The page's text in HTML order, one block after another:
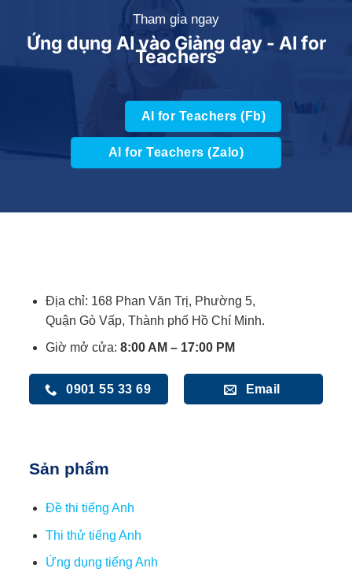
Tham gia ngay
Ứng dụng AI vào Giảng dạy - AI for
Teachers
AI for Teachers (Fb)
AI for Teachers (Zalo)
Địa chỉ: 168 Phan Văn Trị, Phường 5,
Quận Gò Vấp, Thành phố Hồ Chí Minh.
Giờ mở cửa:8:00 AM – 17:00 PM
0901 55 33 69 Email
Sản phẩm
Đề thi tiếng Anh
Thi thử tiếng Anh
Ứng dụng tiếng Anh